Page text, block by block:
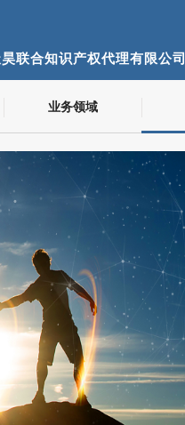
联合知识产权代理有限公司
业务领域